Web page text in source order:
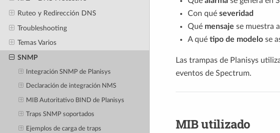
Ruteo y Redirección DNS
Troubleshooting
Temas Varios
SNMP
Integración SNMP de Planisys
Declaración de integración NMS
MIB Autoritativo BIND de Planisys
Traps SNMP soportados
Ejemplos de carga de traps
Con qué severidad
Qué mensaje se muestra
A qué tipo de modelose
Las trampas de Planisys
eventos de Spectrum.
MIB utilizado